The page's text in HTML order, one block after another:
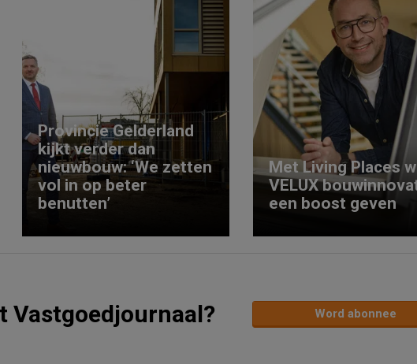
Provincie Gelderland
kijkt verder dan
nieuwbouw: ‘We zetten
vol in op beter
benutten’
Met Living Places
VELUX
een boost geven
Vastgoedjournaal? Word abonnee